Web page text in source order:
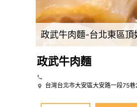
政武牛肉麵-台北東區
政武牛肉麵
台灣台北市大安區大安路一段75巷